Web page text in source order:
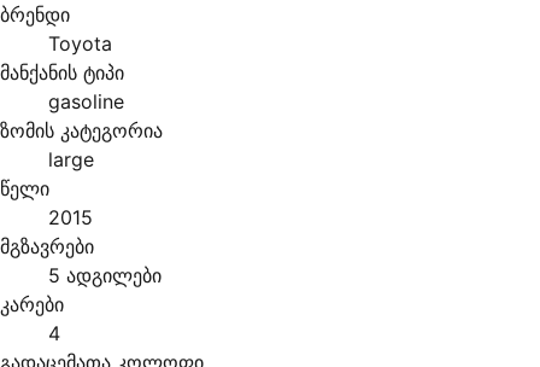
ბრენდი
Toyota
მანქანის ტიპი
gasoline
ზომის კატეგორია
large
წელი
2015
მგზავრები
5 ადგილები
კარები
4
გადაცემათა კოლოფი